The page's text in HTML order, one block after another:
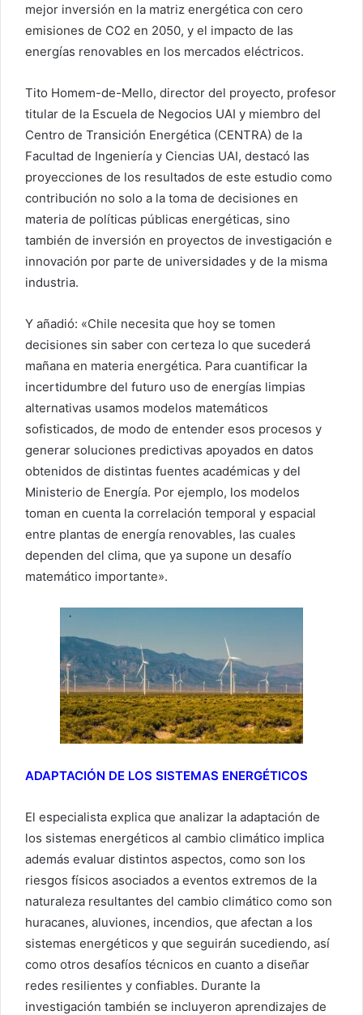
mejor inversión en la matriz energética con cero
emisiones de CO2 en 2050, y el impacto de las
energías renovables en los mercados eléctricos.
Tito Homem-de-Mello, director del proyecto, profesor
titular de la Escuela de Negocios UAI y miembro del
Centro de Transición Energética (CENTRA) de la
Facultad de Ingeniería y Ciencias UAI, destacó las
proyecciones de los resultados de este estudio como
contribución no solo a la toma de decisiones en
materia de políticas públicas energéticas, sino
también de inversión en proyectos de investigación e
innovación por parte de universidades y de la misma
industria.
Y añadió: «Chile necesita que hoy se tomen
decisiones sin saber con certeza lo que sucederá
mañana en materia energética. Para cuantificar la
incertidumbre del futuro uso de energías limpias
alternativas usamos modelos matemáticos
sofisticados, de modo de entender esos procesos y
generar soluciones predictivas apoyados en datos
obtenidos de distintas fuentes académicas y del
Ministerio de Energía. Por ejemplo, los modelos
toman en cuenta la correlación temporal y espacial
entre plantas de energía renovables, las cuales
dependen del clima, que ya supone un desafío
matemático importante».
ADAPTACIÓN DE LOS SISTEMAS ENERGÉTICOS
El especialista explica que analizar la adaptación de
los sistemas energéticos al cambio climático implica
además evaluar distintos aspectos, como son los
riesgos físicos asociados a eventos extremos de la
naturaleza resultantes del cambio climático como son
huracanes, aluviones, incendios, que afectan a los
sistemas energéticos y que seguirán sucediendo, así
como otros desafíos técnicos en cuanto a diseñar
redes resilientes y confiables. Durante la
investigación también se incluyeron aprendizajes de